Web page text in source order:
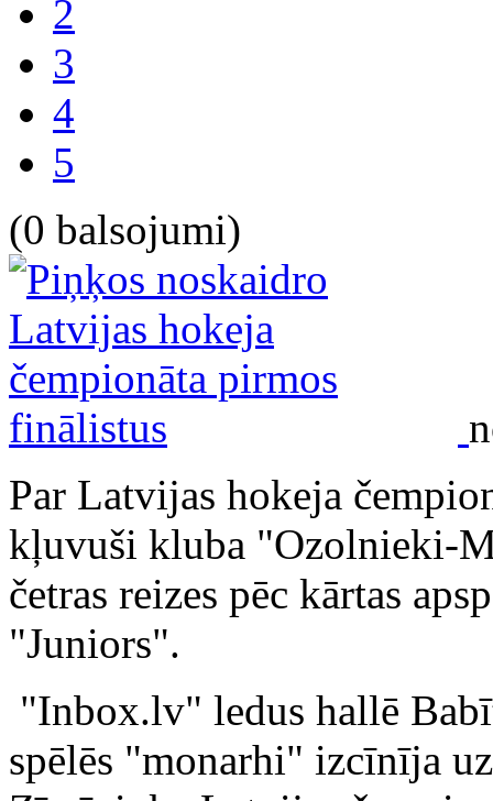
2
3
4
5
(0 balsojumi)
Par Latvijas hokeja
kļuvuši kluba "Ozolnieki-
četras reizes pēc kārtas
"Juniors".
"Inbox.lv" ledus hallē
spēlēs "monarhi" izcīnīja